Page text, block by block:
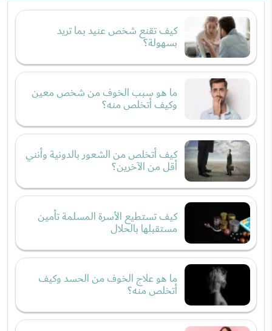
كيف تقنع شخص عنيد بما تريد
بسهولة؟
ما هو سبب الخوف من شخص معين
وكيف أتخلص منه؟
كيف أتخلص من الشعور بالدونية وأنني
أقل من الآخرين؟
كيف تستطيع الأسرة المسلمة تأمين
مستقبلها بالحلال
ما هو علاج الخوف من الحسد وكيف
أتخلص منه؟